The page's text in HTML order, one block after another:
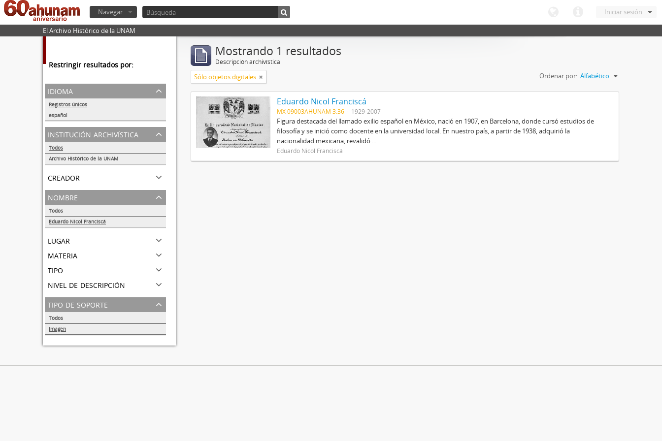
Iniciar sesión
Navegar
El Archivo Histórico de la UNAM
Restringir resultados por:
idioma
Registros únicos
español
1
institución archivística
Todos
Archivo Histórico de la UNAM
creador
nombre
Todos
Eduardo Nicol Franciscá
lugar
materia
tipo
nivel de descripción
tipo de soporte
Todos
Imagen
Mostrando 1 resultados
Descripción archivística
Sólo objetos digitales Ordenar por: Alfabético
Eduardo Nicol Franciscá
MX 09003AHUNAM 3.36 1929-2007
Figura destacada del llamado exilio español en México, nació en 1907, en Barcelona, donde cursó estudios de
filosofía y se inició como docente en la universidad local. En nuestro país, a partir de 1938, adquirió la
nacionalidad mexicana, revalidó ...
Eduardo Nicol Franciscá